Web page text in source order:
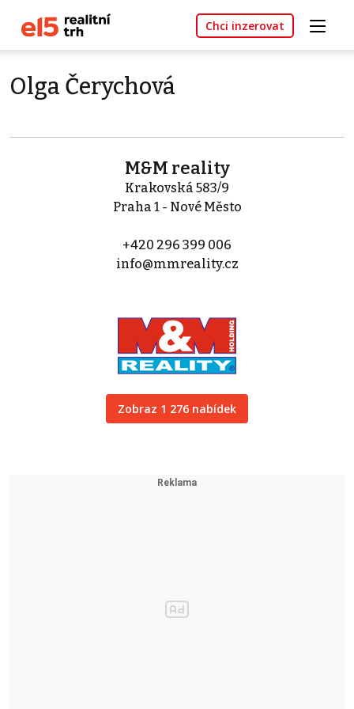
Chci inzerovat
Olga Čerychová
M&M reality
Krakovská 583/9
Praha 1 - Nové Město
+420 296 399 006
info@mmreality.cz
Zobraz 1 276 nabídek